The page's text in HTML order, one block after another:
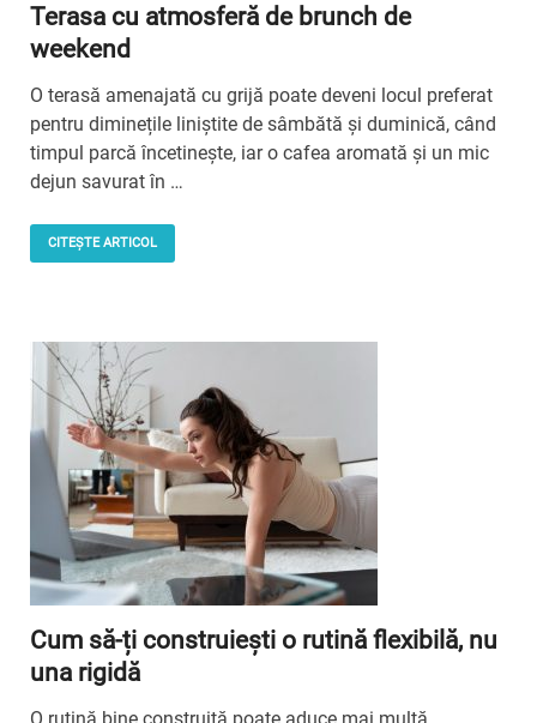
Terasa cu atmosferă de brunch de
weekend
O terasă amenajată cu grijă poate deveni locul preferat
pentru diminețile liniștite de sâmbătă și duminică, când
timpul parcă încetinește, iar o cafea aromată și un mic
dejun savurat în …
CITEȘTE ARTICOL
Cum să-ți construiești o rutină flexibilă, nu
una rigidă